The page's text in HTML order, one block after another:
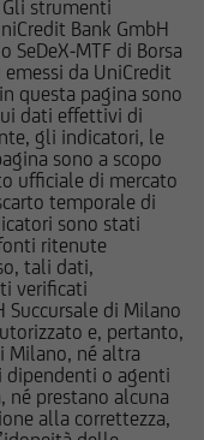
Gli strumenti
Bank GmbH
SeDeX-MTF di Borsa
da UniCredit
questa pagina sono
dati effettivi di
gli indicatori, le
sono a scopo
ufficiale di mercato
temporale di
sono stati
ritenute
tali dati,
verificati
Succursale di Milano
e, pertanto,
Milano, né altra
dipendenti o agenti
né prestano alcuna
alla correttezza,
pertanto,
delle
ai fini delle
alla luce dei
della propria
rilevante
della propria
altra
in uno
al pubblico in
il
Final